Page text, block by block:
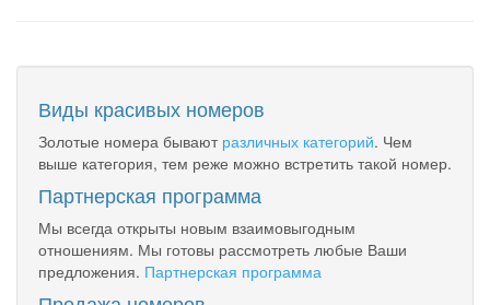
Виды красивых номеров
Золотые номера бывают различных категорий. Чем
выше категория, тем реже можно встретить такой номер.
Партнерская программа
Мы всегда открыты новым взаимовыгодным
отношениям. Мы готовы рассмотреть любые Ваши
предложения. Партнерская программа